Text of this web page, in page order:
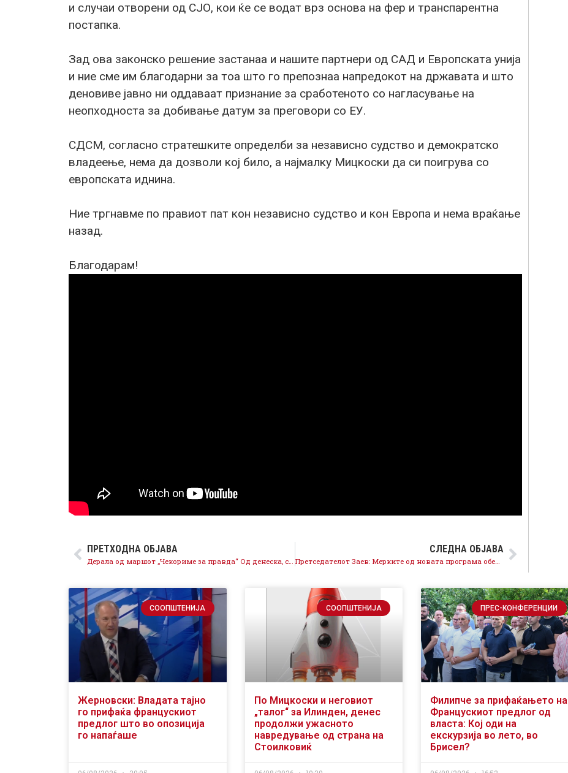
и случаи отворени од СЈО, кои ќе се водат врз основа на фер и транспарентна
постапка.
Зад ова законско решение застанаа и нашите партнери од САД и Европската унија
и ние сме им благодарни за тоа што го препознаа напредокот на државата и што
деновиве јавно ни оддаваат признание за сработеното со нагласување на
неопходноста за добивање датум за преговори со ЕУ.
СДСМ, согласно стратешките определби за независно судство и демократско
владеење, нема да дозволи кој било, а најмалку Мицкоски да си поигрува со
европската иднина.
Ние тргнавме по правиот пат кон независно судство и кон Европа и нема враќање
назад.
Благодарам!
ПРЕТХОДНА ОБЈАВА СЛЕДНА ОБЈАВА
СООПШТЕНИЈА
Жерновски: Владата тајно
го прифаќа францускиот
предлог што во опозиција
го напаѓаше
СООПШТЕНИЈА
По Мицкоски и неговиот
„талог“ за Илинден, денес
продолжи ужасното
навредување од страна на
Стоилковиќ
ПРЕС-КОНФЕРЕНЦИИ
Филипче за прифаќањето на
Францускиот предлог од
власта: Кој оди на
екскурзија во лето, во
Брисел?